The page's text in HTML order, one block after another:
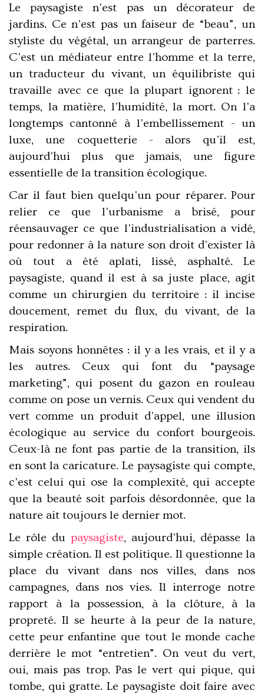
Le paysagiste n'est pas un décorateur de
jardins. Ce n'est pas un faiseur de “beau”, un
styliste du végétal, un arrangeur de parterres.
C'est un médiateur entre l'homme et la terre,
un traducteur du vivant, un équilibriste qui
travaille avec ce que la plupart ignorent : le
temps, la matière, l'humidité, la mort. On l'a
longtemps cantonné à l'embellissement - un
luxe, une coquetterie - alors qu'il est,
aujourd'hui plus que jamais, une figure
essentielle de la transition écologique.
Car il faut bien quelqu'un pour réparer. Pour
relier ce que l'urbanisme a brisé, pour
réensauvager ce que l'industrialisation a vidé,
pour redonner à la nature son droit d'exister là
où tout a été aplati, lissé, asphalté. Le
paysagiste, quand il est à sa juste place, agit
comme un chirurgien du territoire : il incise
doucement, remet du flux, du vivant, de la
respiration.
Mais soyons honnêtes : il y a les vrais, et il y a
les autres. Ceux qui font du “paysage
marketing”, qui posent du gazon en rouleau
comme on pose un vernis. Ceux qui vendent du
vert comme un produit d'appel, une illusion
écologique au service du confort bourgeois.
Ceux-là ne font pas partie de la transition, ils
en sont la caricature. Le paysagiste qui compte,
c'est celui qui ose la complexité, qui accepte
que la beauté soit parfois désordonnée, que la
nature ait toujours le dernier mot.
Le rôle du paysagiste, aujourd'hui, dépasse la
simple création. Il est politique. Il questionne la
place du vivant dans nos villes, dans nos
campagnes, dans nos vies. Il interroge notre
rapport à la possession, à la clôture, à la
propreté. Il se heurte à la peur de la nature,
cette peur enfantine que tout le monde cache
derrière le mot “entretien”. On veut du vert,
oui, mais pas trop. Pas le vert qui pique, qui
tombe, qui gratte. Le paysagiste doit faire avec